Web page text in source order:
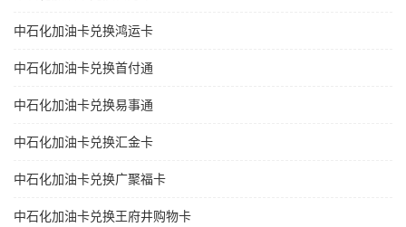
中石化加油卡兑换鸿运卡
中石化加油卡兑换首付通
中石化加油卡兑换易事通
中石化加油卡兑换汇金卡
中石化加油卡兑换广聚福卡
中石化加油卡兑换王府井购物卡